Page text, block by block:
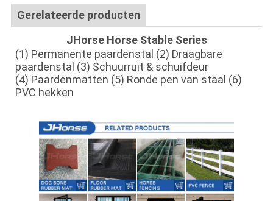
Gerelateerde producten
JHorse Horse Stable Series
(1) Permanente paardenstal (2) Draagbare
paardenstal (3) Schuurruit & schuifdeur
(4) Paardenmatten (5) Ronde pen van staal (6)
PVC hekken